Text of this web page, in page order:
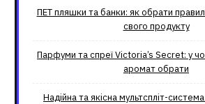
ПЕТ пляшки та банки: як обрати
свого продукту
Парфуми та спреї Victoria’s Secret: у
аромат обрати
Надійна та якісна мультспліт-